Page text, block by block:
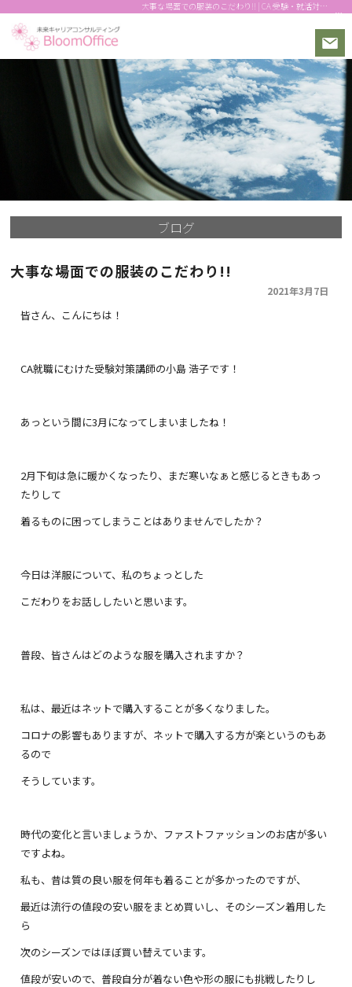
大事な場面での服装のこだわり!! | CA 受験・就活対策 面接対策・メイクの個別指導！動画用メイクも｜CA受験対策
ブログ
大事な場面での服装のこだわり!!
2021年3月7日
皆さん、こんにちは！
CA就職にむけた受験対策講師の小島 浩子です！
あっという間に3月になってしまいましたね！
2月下旬は急に暖かくなったり、まだ寒いなぁと感じるときもあっ
たりして
着るものに困ってしまうことはありませんでしたか？
今日は洋服について、私のちょっとした
こだわりをお話ししたいと思います。
普段、皆さんはどのような服を購入されますか？
私は、最近はネットで購入することが多くなりました。
コロナの影響もありますが、ネットで購入する方が楽というのもあ
るので
そうしています。
時代の変化と言いましょうか、ファストファッションのお店が多い
ですよね。
私も、昔は質の良い服を何年も着ることが多かったのですが、
最近は流行の値段の安い服をまとめ買いし、そのシーズン着用した
ら
次のシーズンではほぼ買い替えています。
値段が安いので、普段自分が着ない色や形の服にも挑戦したりし